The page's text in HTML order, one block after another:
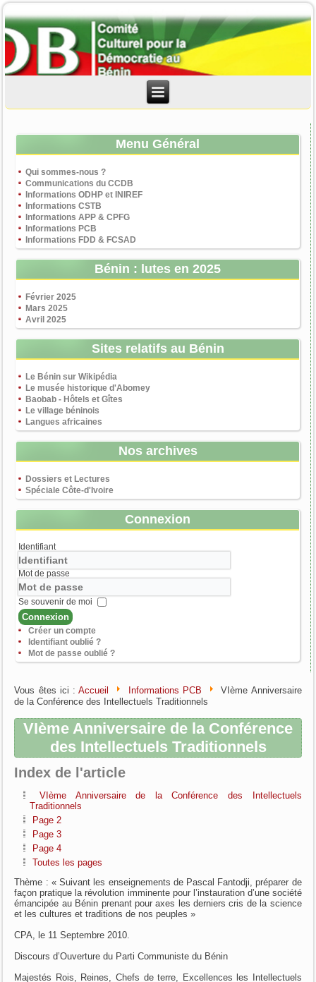
Menu Général
Qui sommes-nous ?
Communications du CCDB
Informations ODHP et INIREF
Informations CSTB
Informations APP & CPFG
Informations PCB
Informations FDD & FCSAD
Bénin : lutes en 2025
Février 2025
Mars 2025
Avril 2025
Sites relatifs au Bénin
Le Bénin sur Wikipédia
Le musée historique d'Abomey
Baobab - Hôtels et Gîtes
Le village béninois
Langues africaines
Nos archives
Dossiers et Lectures
Spéciale Côte-d'Ivoire
Connexion
Identifiant
Mot de passe
Se souvenir de moi
Connexion
Créer un compte
Identifiant oublié ?
Mot de passe oublié ?
Vous êtes ici :Accueil Informations PCB
VIème Anniversaire
de la Conférence des Intellectuels Traditionnels
VIème Anniversaire de la Conférence
des Intellectuels Traditionnels
Index de l'article
VIème Anniversaire de la Conférence des Intellectuels
Traditionnels
Page 2
Page 3
Page 4
Toutes les pages
Thème : « Suivant les enseignements de Pascal Fantodji, préparer de
façon pratique la révolution imminente pour l’instauration d’une société
émancipée au Bénin prenant pour axes les derniers cris de la science
et les cultures et traditions de nos peuples »
CPA, le 11 Septembre 2010.
Discours d’Ouverture du Parti Communiste du Bénin
Majestés Rois, Reines, Chefs de terre, Excellences les Intellectuels